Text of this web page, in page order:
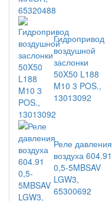
Гидропривод
воздушной
заслонки
50X50 L188
M10 3 POS.,
13013092
Реле давления
воздуха 604.91
0,5-5MBSAV
LGW3,
65300692